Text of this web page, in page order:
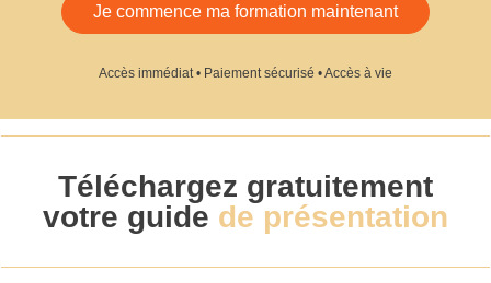
Je commence ma formation maintenant
Accès immédiat • Paiement sécurisé • Accès à vie
Téléchargez gratuitement
votre guide de présentation